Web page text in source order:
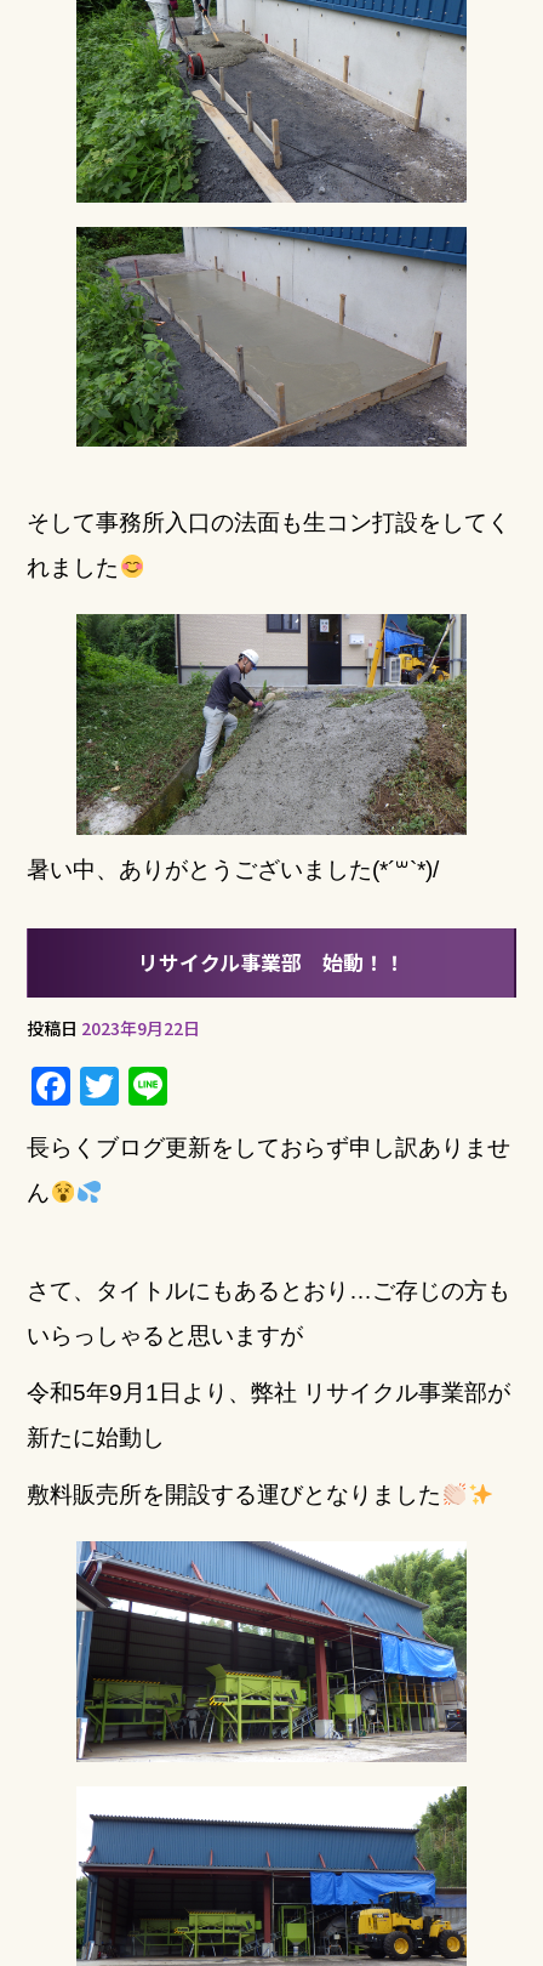
そして事務所入口の法面も生コン打設をしてく
れました
暑い中、ありがとうございました(*´꒳`*)/
リサイクル事業部 始動！！
投稿日 2023年9月22日
F
a
c
e
o
o
k
T
w
it
n
e
長らくブログ更新をしておらず申し訳ありませ
ん
さて、タイトルにもあるとおり…ご存じの方も
いらっしゃると思いますが
令和5年9月1日より、弊社 リサイクル事業部が
新たに始動し
敷料販売所を開設する運びとなりました